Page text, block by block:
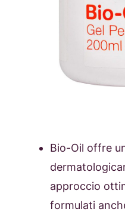
Bio-Oil offre
approccio
formulati